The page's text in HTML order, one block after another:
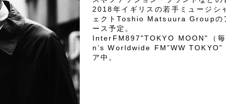
2018年イギリスの若手ミュージシ
ェクトToshio Matsuura Groupの
ース予定。
InterFM897"TOKYO MOON"（
n’s Worldwide FM”WW
ア中。